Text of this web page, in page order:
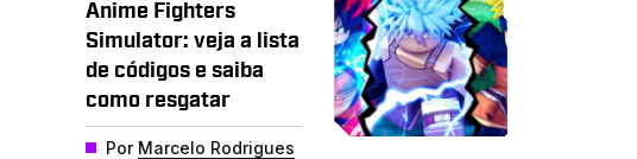
Anime Fighters
Simulator: veja a lista
de códigos e saiba
como resgatar
Por Marcelo Rodrigues